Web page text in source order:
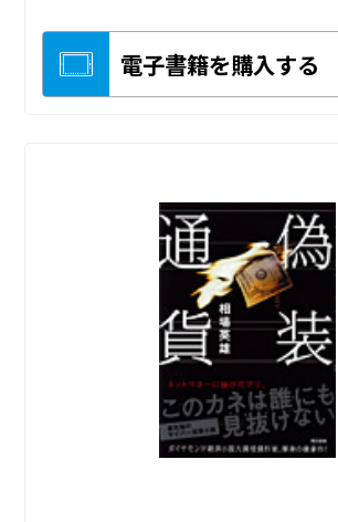
電子書籍を購入する